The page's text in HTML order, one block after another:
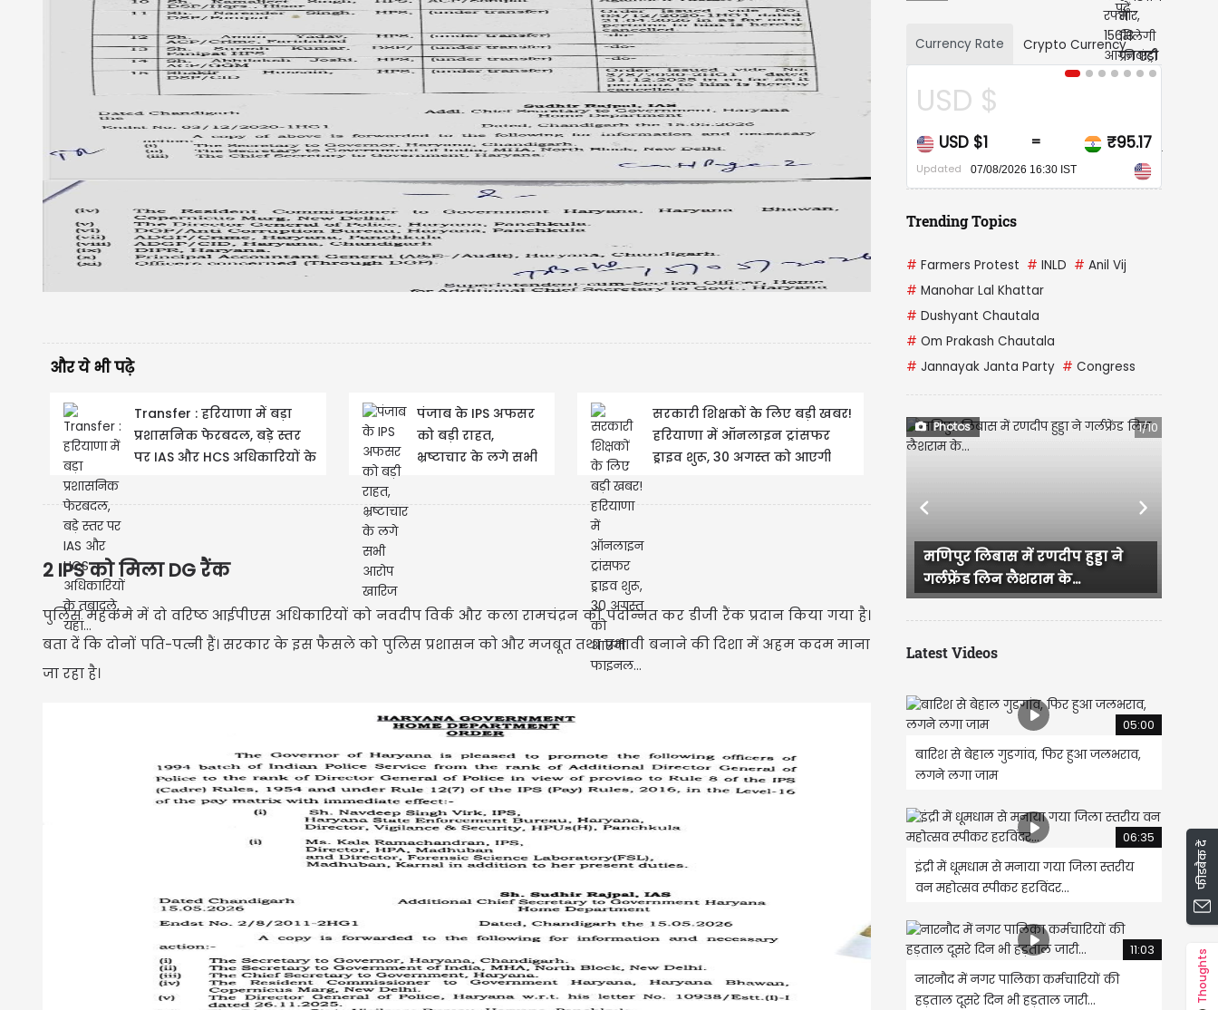
और ये भी पढ़े
Transfer : हरियाणा में बड़ा
प्रशासनिक फेरबदल, बड़े स्तर
पर IAS और HCS अधिकारियों के
पंजाब के IPS अफसर
को बड़ी राहत,
भ्रष्टाचार के लगे सभी
सरकारी शिक्षकों के लिए बड़ी खबर!
हरियाणा में ऑनलाइन ट्रांसफर
ड्राइव शुरू, 30 अगस्त को आएगी
2 IPS को मिला DG रैंक
पुलिस महकमे में दो वरिष्ठ आईपीएस अधिकारियों को नवदीप विर्क और कला रामचंद्रन को पदोन्नत कर डीजी रैंक प्रदान किया गया है।
बता दें कि दोनों पति-पत्नी हैं। सरकार के इस फैसले को पुलिस प्रशासन को और मजबूत तथा प्रभावी बनाने की दिशा में अहम कदम माना
जा रहा है।
Currency Rate Crypto Currency
USD $
USD $1 =
Updated 07/08/2026 16:30 IST
CAD $
CAD $1 = ₹67.88
Updated 07/08/2026 16:30 IST
Trending Topics
# Farmers Protest # INLD # Anil Vij
# Manohar Lal Khattar
# Dushyant Chautala
# Om Prakash Chautala
# Jannayak Janta Party # Congress
Photos 1/10
राजस्थान में हुई भव्य बिश्नोई और
IAS परी की सगाई, दादी और...
Previous Next
Latest Videos
05:00
बारिश से बेहाल गुडगांव, फिर हुआ जलभराव,
लगने लगा जाम
06:35
इंद्री में धूमधाम से मनाया गया जिला स्तरीय
वन महोत्सव स्पीकर हरविंदर...
11:03
नारनौद में नगर पालिका कर्मचारियों की
हड़ताल दूसरे दिन भी हड़ताल जारी...
फीडबैक दें
Thoughts